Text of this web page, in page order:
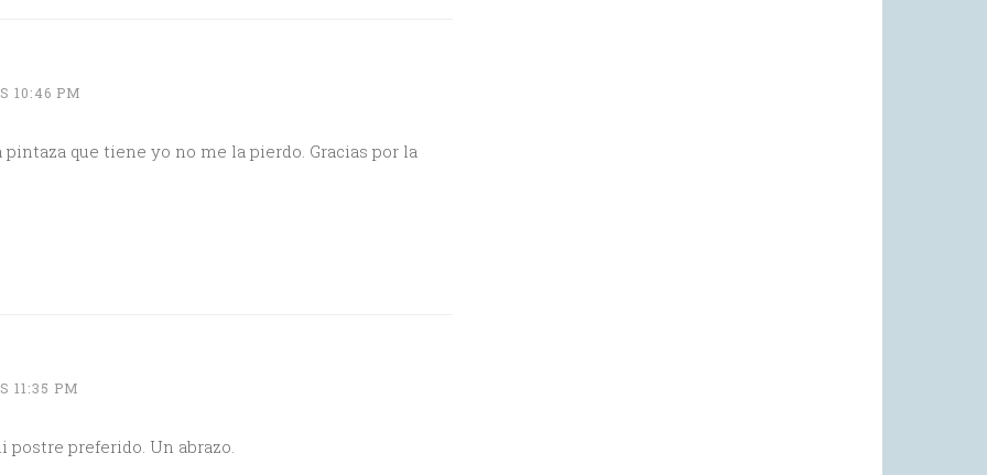
10:46 PM
que tiene yo no me la pierdo. Gracias por la
11:35 PM
postre preferido. Un abrazo.